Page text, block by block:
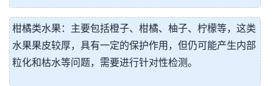
柑橘类水果：主要包括橙子、柑橘、柚子、柠檬等，这类
水果果皮较厚，具有一定的保护作用，但仍可能产生内部
粒化和枯水等问题，需要进行针对性检测。